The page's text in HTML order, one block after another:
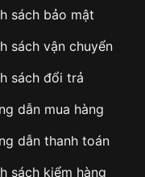
năng lượng mặt
sách bảo mật
sách vận chuyển
sách đổi trả
dẫn mua hàng
dẫn thanh toán
sách kiểm hàng